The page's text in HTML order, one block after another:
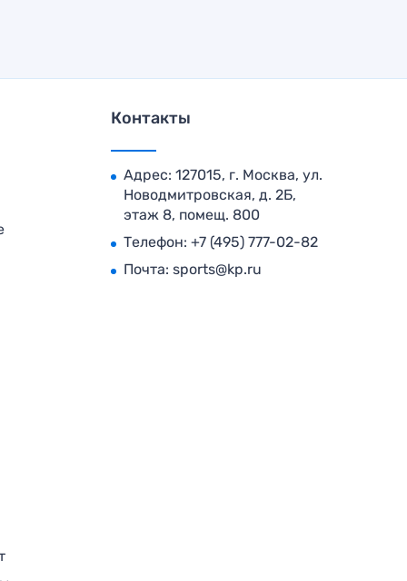
Контакты
Адрес: 127015, г. Москва, ул.
Новодмитровская, д. 2Б,
этаж 8, помещ. 800
Телефон: +7 (495) 777-02-82
Почта: sports@kp.ru